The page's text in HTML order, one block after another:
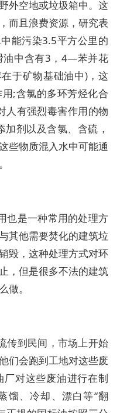
外空地或垃圾箱中。这
而且浪费资源，研究表
能污染3.5平方公里的
油中含有3，4—苯并花
于矿物基础油中)，这
;含氯的多环芳烃化合
人有强烈毒害作用的物
剂以及含氯、含硫，
些物质混入水中可能通
也是一种常用的处理方
其他需要焚化的建筑垃
毁，这种处理方式对环
，但是很多不法的建筑
做。
传到民间，市场上开始
们会跑到工地对这些废
对这些废油进行在制
馏、冷却、漂白等“翻